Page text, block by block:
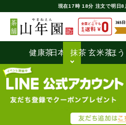
現在17時 18分 注文で明日8
健康茶日本茶抹茶 玄米茶ほ